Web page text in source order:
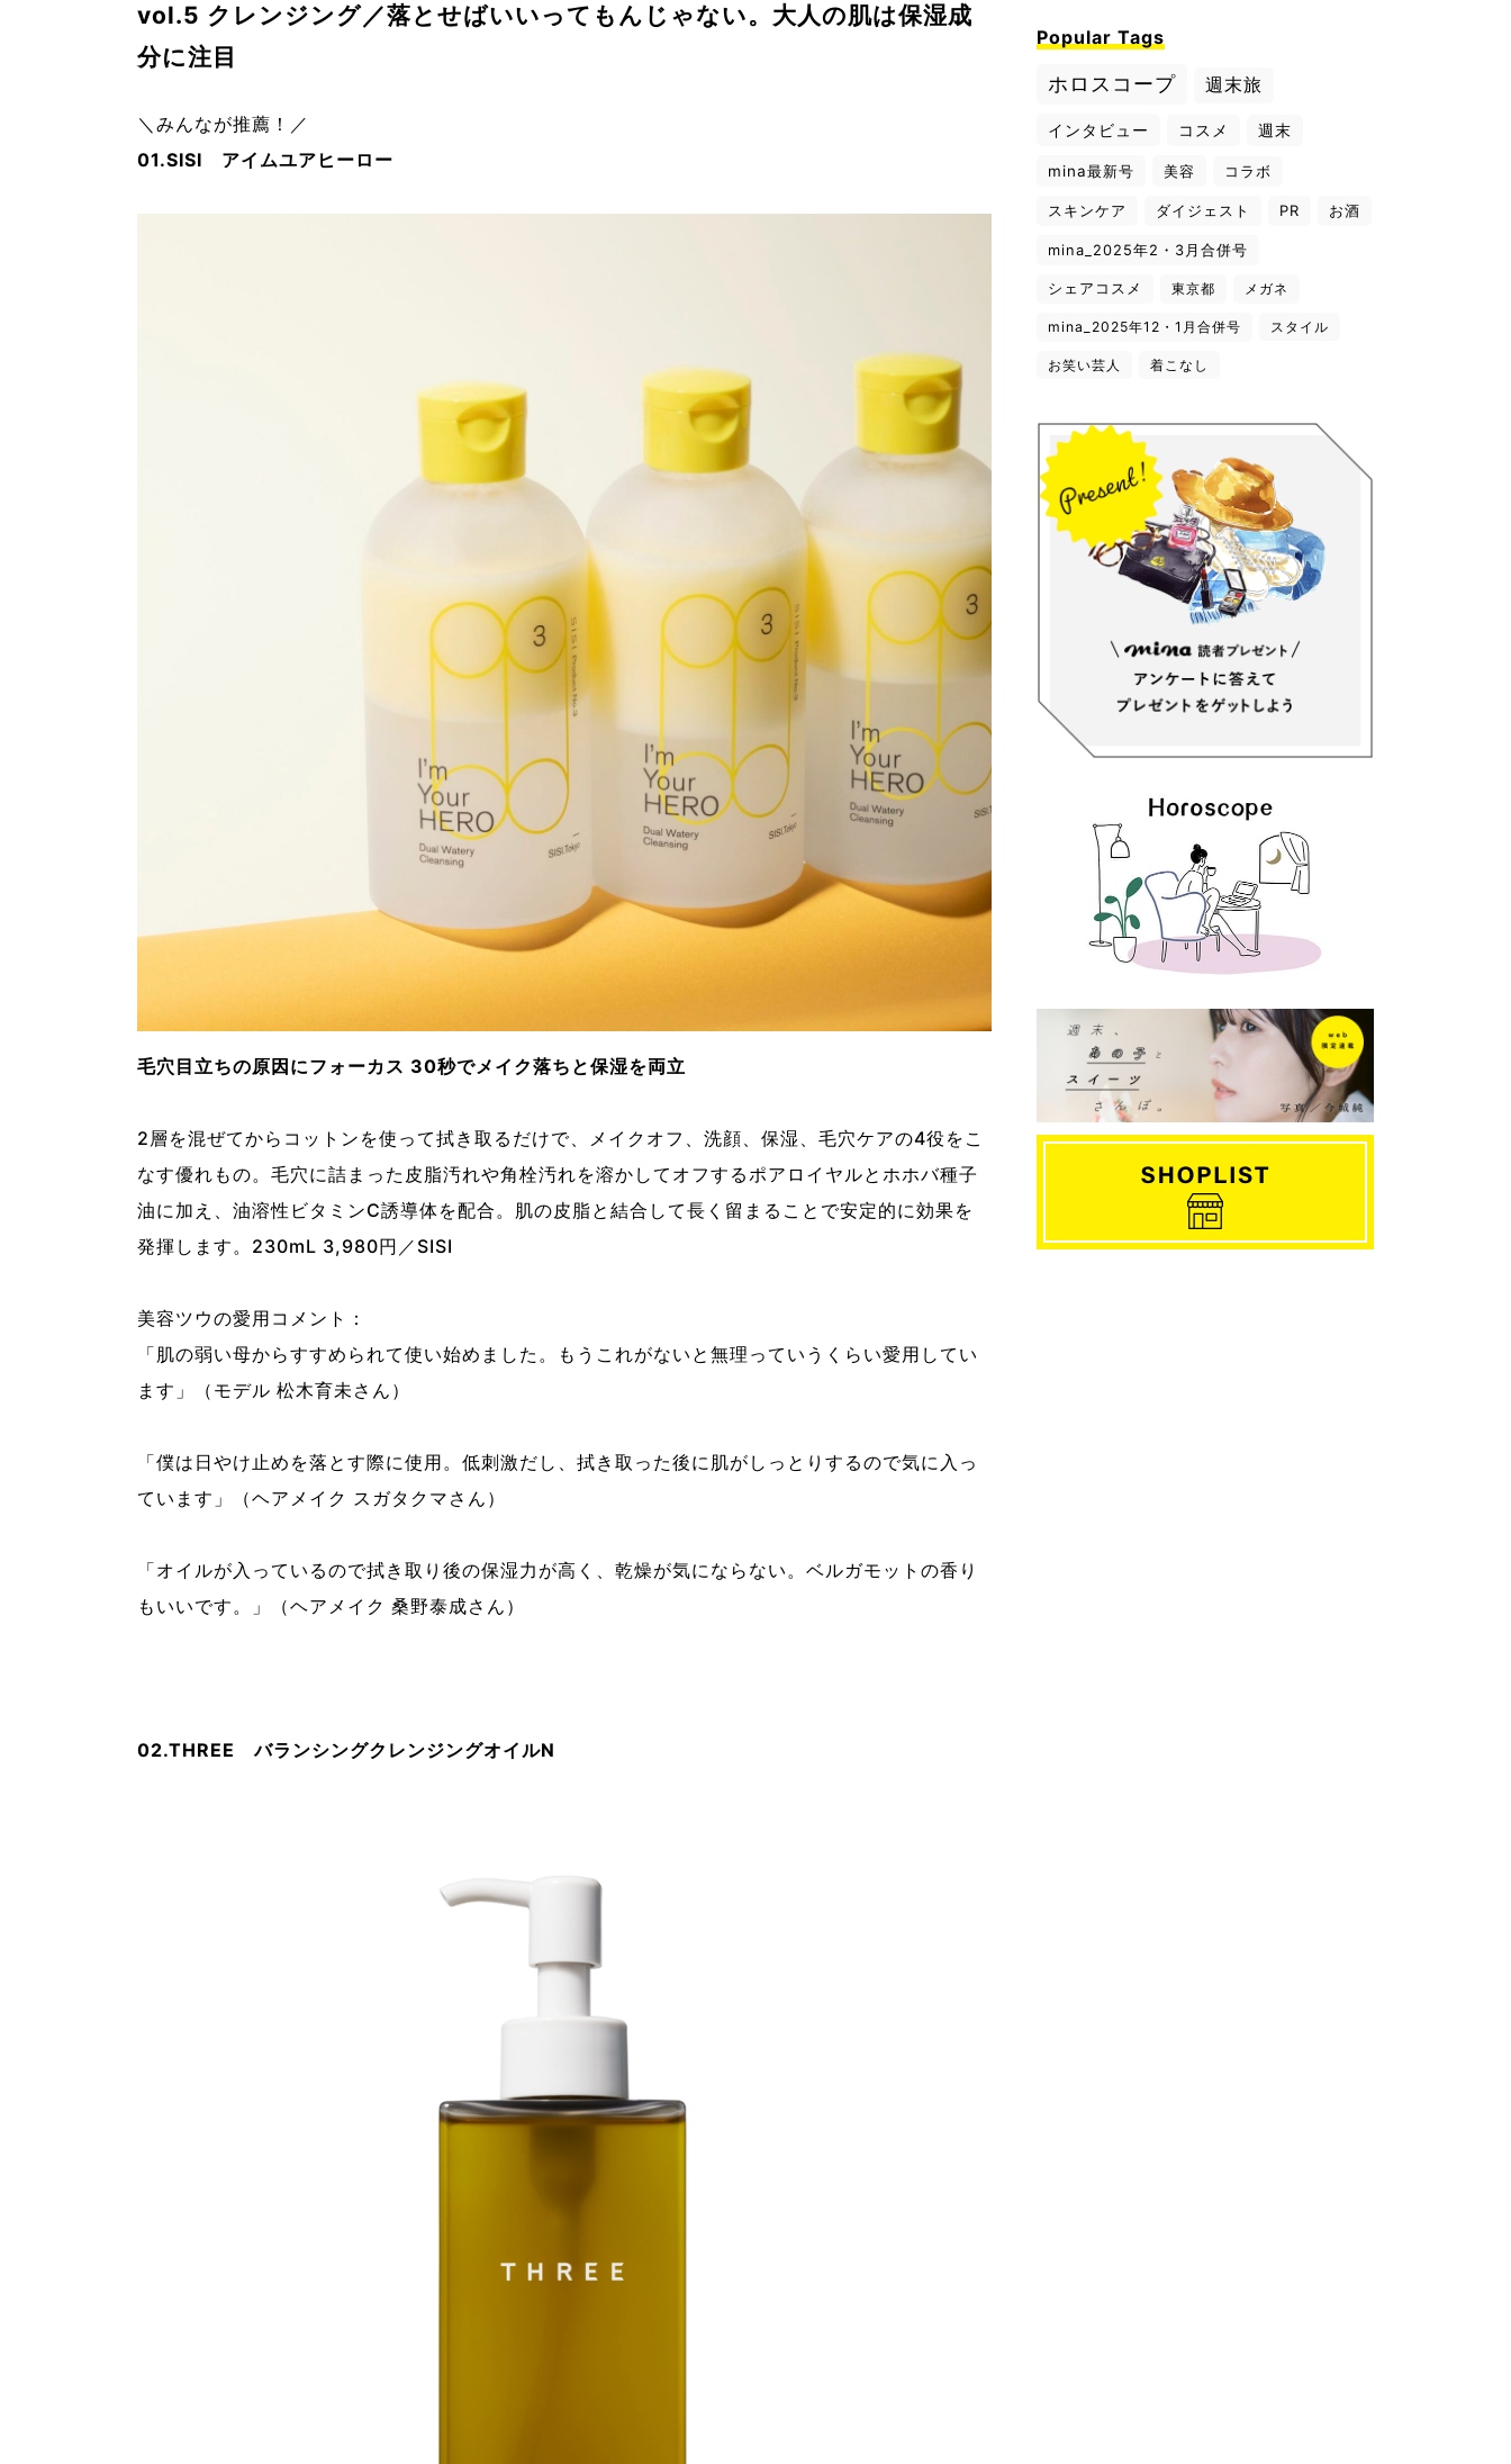
vol.5 クレンジング／落とせばいいってもんじゃない。大人の肌は保湿成
分に注目
＼みんなが推薦！／
01.SISI アイムユアヒーロー
毛穴目立ちの原因にフォーカス 30秒でメイク落ちと保湿を両立
2層を混ぜてからコットンを使って拭き取るだけで、メイクオフ、洗顔、保湿、毛穴ケアの4役をこ
なす優れもの。毛穴に詰まった皮脂汚れや角栓汚れを溶かしてオフするポアロイヤルとホホバ種子
油に加え、油溶性ビタミンC誘導体を配合。肌の皮脂と結合して長く留まることで安定的に効果を
発揮します。230mL 3,980円／SISI
美容ツウの愛用コメント：
「肌の弱い母からすすめられて使い始めました。もうこれがないと無理っていうくらい愛用してい
ます」（モデル 松木育未さん）
「僕は日やけ止めを落とす際に使用。低刺激だし、拭き取った後に肌がしっとりするので気に入っ
ています」（ヘアメイク スガタクマさん）
「オイルが入っているので拭き取り後の保湿力が高く、乾燥が気にならない。ベルガモットの香り
もいいです。」（ヘアメイク 桑野泰成さん）
02.THREE バランシングクレンジングオイルN
Popular Tags
ホロスコープ 週末旅
インタビュー コスメ 週末
mina最新号 美容 コラボ
スキンケア ダイジェスト PR お酒
mina_2025年2・3月合併号
シェアコスメ 東京都 メガネ
mina_2025年12・1月合併号 スタイル
お笑い芸人 着こなし